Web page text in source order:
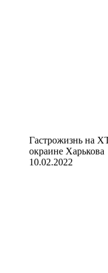
Гастрожизнь на
окраине Харькова
10.02.2022